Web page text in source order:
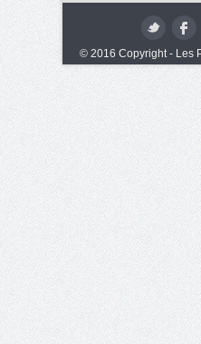
© 2016 Copyright - Les